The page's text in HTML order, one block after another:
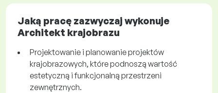
Jaką pracę zazwyczaj wykonuje
Architekt krajobrazu
Projektowanie i planowanie projektów
krajobrazowych, które podnoszą wartość
estetyczną i funkcjonalną przestrzeni
zewnętrznych.